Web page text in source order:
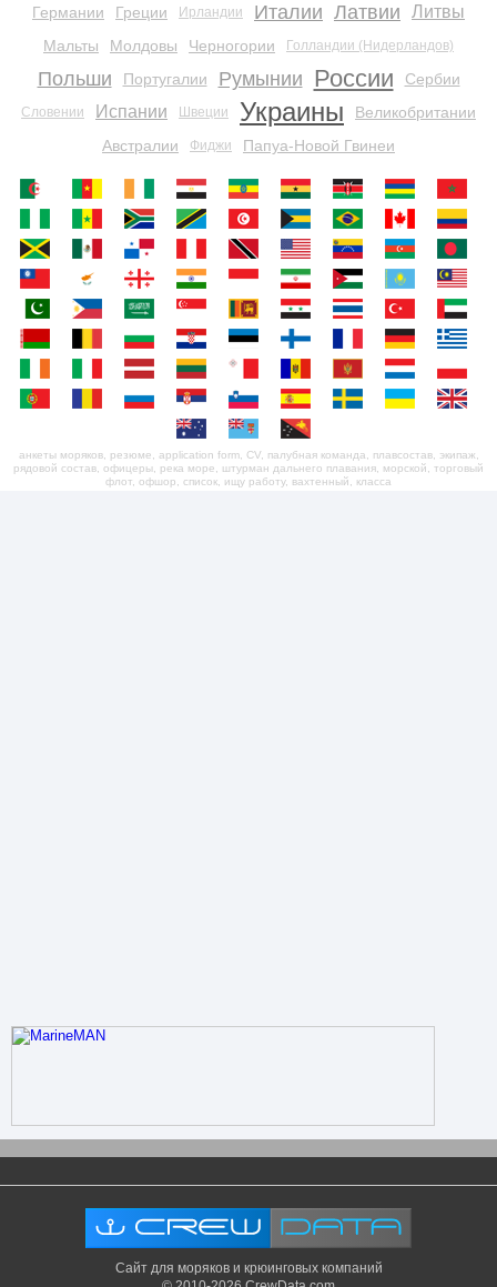
Германии Греции Ирландии Италии Латвии Литвы
Мальты Молдовы Черногории Голландии (Нидерландов)
Польши Португалии Румынии России Сербии
Словении Испании Швеции Украины
Великобритании
Австралии
Фиджи Папуа-Новой Гвинеи
анкеты моряков, резюме, application form, CV, палубная команда, плавсостав, экипаж,
рядовой состав, офицеры, река море, штурман дальнего плавания, морской, торговый
флот, офшор, список, ищу работу, вахтенный, класса
Сайт для моряков и крюинговых компаний